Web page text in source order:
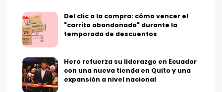
Del clic a la compra: cómo vencer el
"carrito abandonado" durante la
temporada de descuentos
Hero refuerza su liderazgo en Ecuador
con una nueva tienda en Quito y una
expansión a nivel nacional